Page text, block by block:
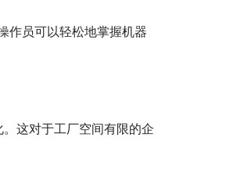
作员可以轻松地掌握机器
这对于工厂空间有限的企